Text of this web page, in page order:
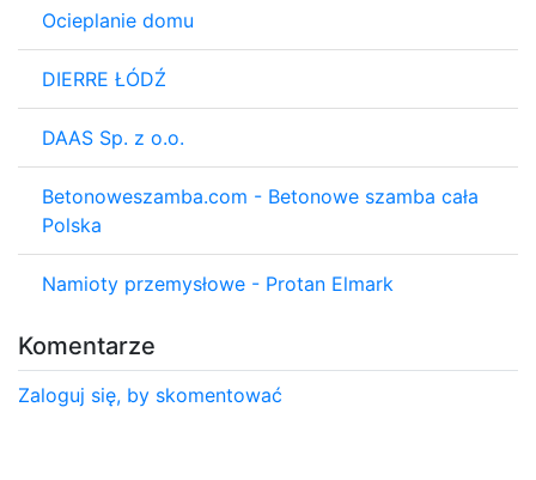
Ocieplanie domu
DIERRE ŁÓDŹ
DAAS Sp. z o.o.
Betonoweszamba.com - Betonowe szamba cała
Polska
Namioty przemysłowe - Protan Elmark
Komentarze
Zaloguj się, by skomentować